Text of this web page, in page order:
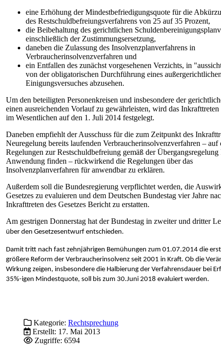
eine Erhöhung der Mindestbefriedigungsquote für die
des Restschuldbefreiungsverfahrens von 25 auf 35 Prozent,
die Beibehaltung des gerichtlichen
einschließlich der Zustimmungsersetzung,
daneben die Zulassung des Insolvenzplanverfahrens in
Verbraucherinsolvenzverfahren und
ein Entfallen des zunächst vorgesehenen Verzichts, in
von der obligatorischen Durchführung eines
Einigungsversuches abzusehen.
Um den beteiligten Personenkreisen und insbesondere der
einen ausreichenden Vorlauf zu gewährleisten, wird das Inkrafttreten
im Wesentlichen auf den 1. Juli 2014 festgelegt.
Daneben empfiehlt der Ausschuss für die zum Zeitpunkt des
Neuregelung bereits laufenden Verbraucherinsolvenzverfahren – auf
Regelungen zur Restschuldbefreiung gemäß der Übergangsregelung
Anwendung finden – rückwirkend die Regelungen über das
Insolvenzplanverfahren für anwendbar zu erklären.
Außerdem soll die Bundesregierung verpflichtet werden, die
Gesetzes zu evaluieren und dem Deutschen Bundestag vier Jahre
Inkrafttreten des Gesetzes Bericht zu erstatten.
Am gestrigen Donnerstag hat der Bundestag in zweiter und dritter
über den Gesetzesentwurf entschieden.
Damit tritt nach fast zehnjährigen Bemühungen zum 01.07.2014 die
größere Reform der Verbraucherinsolvenz seit 2001 in Kraft. Ob die
Wirkung zeigen, insbesondere die Halbierung der Verfahrensdauer bei
35%-igen Mindestquote, soll bis zum 30.Juni 2018 evaluiert werden.
Kategorie: Rechtsprechung
Erstellt: 17. Mai 2013
Zugriffe: 6594